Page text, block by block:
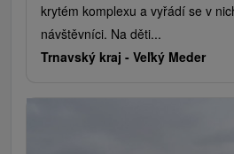
krytém komplexu a vyřádí se v
návštěvníci. Na děti...
Trnavský kraj - Veľký Meder